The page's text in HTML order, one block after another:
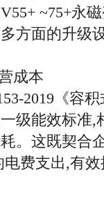
~75+永
方面的升级
成本
2019《容
级能效标准,
。这既契合
费支出,有